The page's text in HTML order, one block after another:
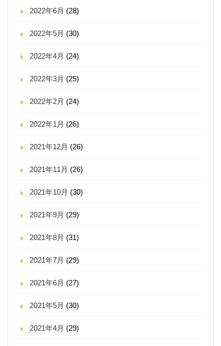
2022年6月 (28)
2022年5月 (30)
2022年4月 (24)
2022年3月 (25)
2022年2月 (24)
2022年1月 (26)
2021年12月 (26)
2021年11月 (26)
2021年10月 (30)
2021年9月 (29)
2021年8月 (31)
2021年7月 (29)
2021年6月 (27)
2021年5月 (30)
2021年4月 (29)